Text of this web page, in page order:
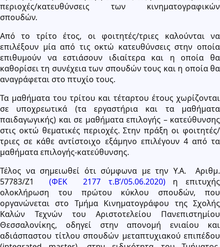
περιοχές/κατευθύνσεις των κινηματογραφικών
σπουδών.
Από το τρίτο έτος, οι φοιτητές/τριες καλούνται να
επιλέξουν μία από τις οκτώ κατευθύνσεις στην οποία
επιθυμούν να εστιάσουν ιδιαίτερα και η οποία θα
καθορίσει τη συνέχεια των σπουδών τους και η οποία θα
αναγράφεται στο πτυχίο τους.
Τα μαθήματα του τρίτου και τέταρτου έτους χωρίζονται
σε υποχρεωτικά (τα εργαστήρια και τα μαθήματα
παιδαγωγικής) και σε μαθήματα επιλογής – κατεύθυνσης
στις οκτώ θεματικές περιοχές. Στην πράξη οι φοιτητές/
τριες σε κάθε αντίστοιχο εξάμηνο επιλέγουν 4 από τα
μαθήματα επιλογής-κατεύθυνσης.
Τέλος να σημειωθεί ότι σύμφωνα με την Υ.Α. Αριθμ.
57783/Ζ1(ΦΕΚ 2177 τ.Β’/05.06.2020)η επιτυχής
ολοκλήρωση του πρώτου κύκλου σπουδών, που
οργανώνεται στο Τμήμα Κινηματογράφου της Σχολής
Καλών Τεχνών του Αριστοτελείου Πανεπιστημίου
Θεσσαλονίκης, οδηγεί στην απονομή ενιαίου και
αδιάσπαστου τίτλου σπουδών μεταπτυχιακού επιπέδου